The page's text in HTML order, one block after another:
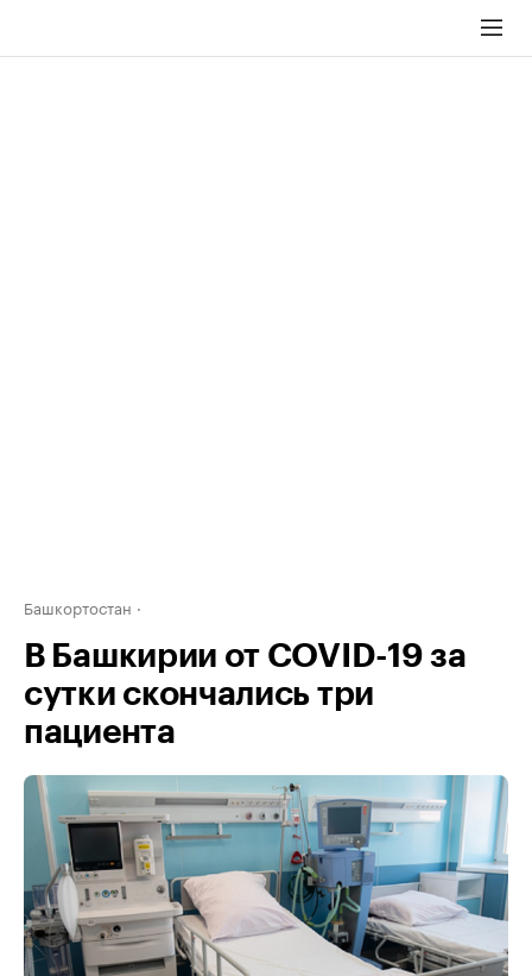
Башкортостан
В Башкирии от COVID-19 за
сутки скончались три
пациента